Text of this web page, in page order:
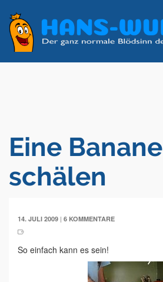
Eine Banane
schälen
14. JULI 2009 | 6 KOMMENTARE
So einfach kann es sein!